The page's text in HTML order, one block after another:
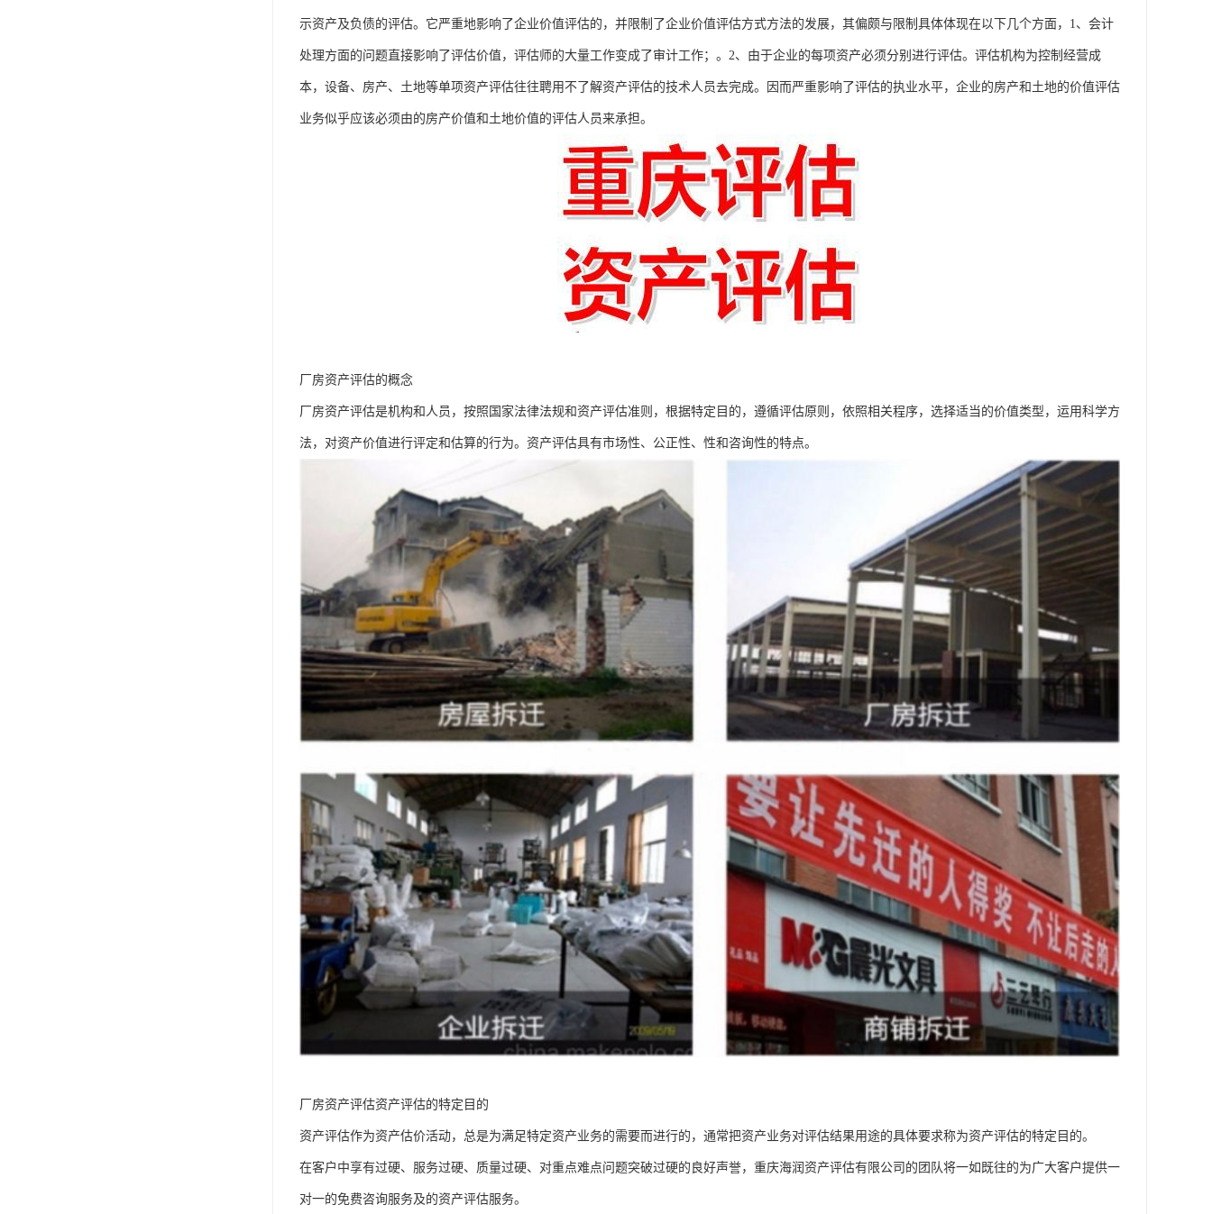
示资产及负债的评估。它严重地影响了企业价值评估的，并限制了企业价值评估方式方法的发展，其偏颇与限制具体体现在以下几个方面，1、会计
处理方面的问题直接影响了评估价值，评估师的大量工作变成了审计工作；。2、由于企业的每项资产必须分别进行评估。评估机构为控制经营成
本，设备、房产、土地等单项资产评估往往聘用不了解资产评估的技术人员去完成。因而严重影响了评估的执业水平，企业的房产和土地的价值评估
业务似乎应该必须由的房产价值和土地价值的评估人员来承担。
厂房资产评估的概念
厂房资产评估是机构和人员，按照国家法律法规和资产评估准则，根据特定目的，遵循评估原则，依照相关程序，选择适当的价值类型，运用科学方
法，对资产价值进行评定和估算的行为。资产评估具有市场性、公正性、性和咨询性的特点。
厂房资产评估资产评估的特定目的
资产评估作为资产估价活动，总是为满足特定资产业务的需要而进行的，通常把资产业务对评估结果用途的具体要求称为资产评估的特定目的。
在客户中享有过硬、服务过硬、质量过硬、对重点难点问题突破过硬的良好声誉，重庆海润资产评估有限公司的团队将一如既往的为广大客户提供一
对一的免费咨询服务及的资产评估服务。